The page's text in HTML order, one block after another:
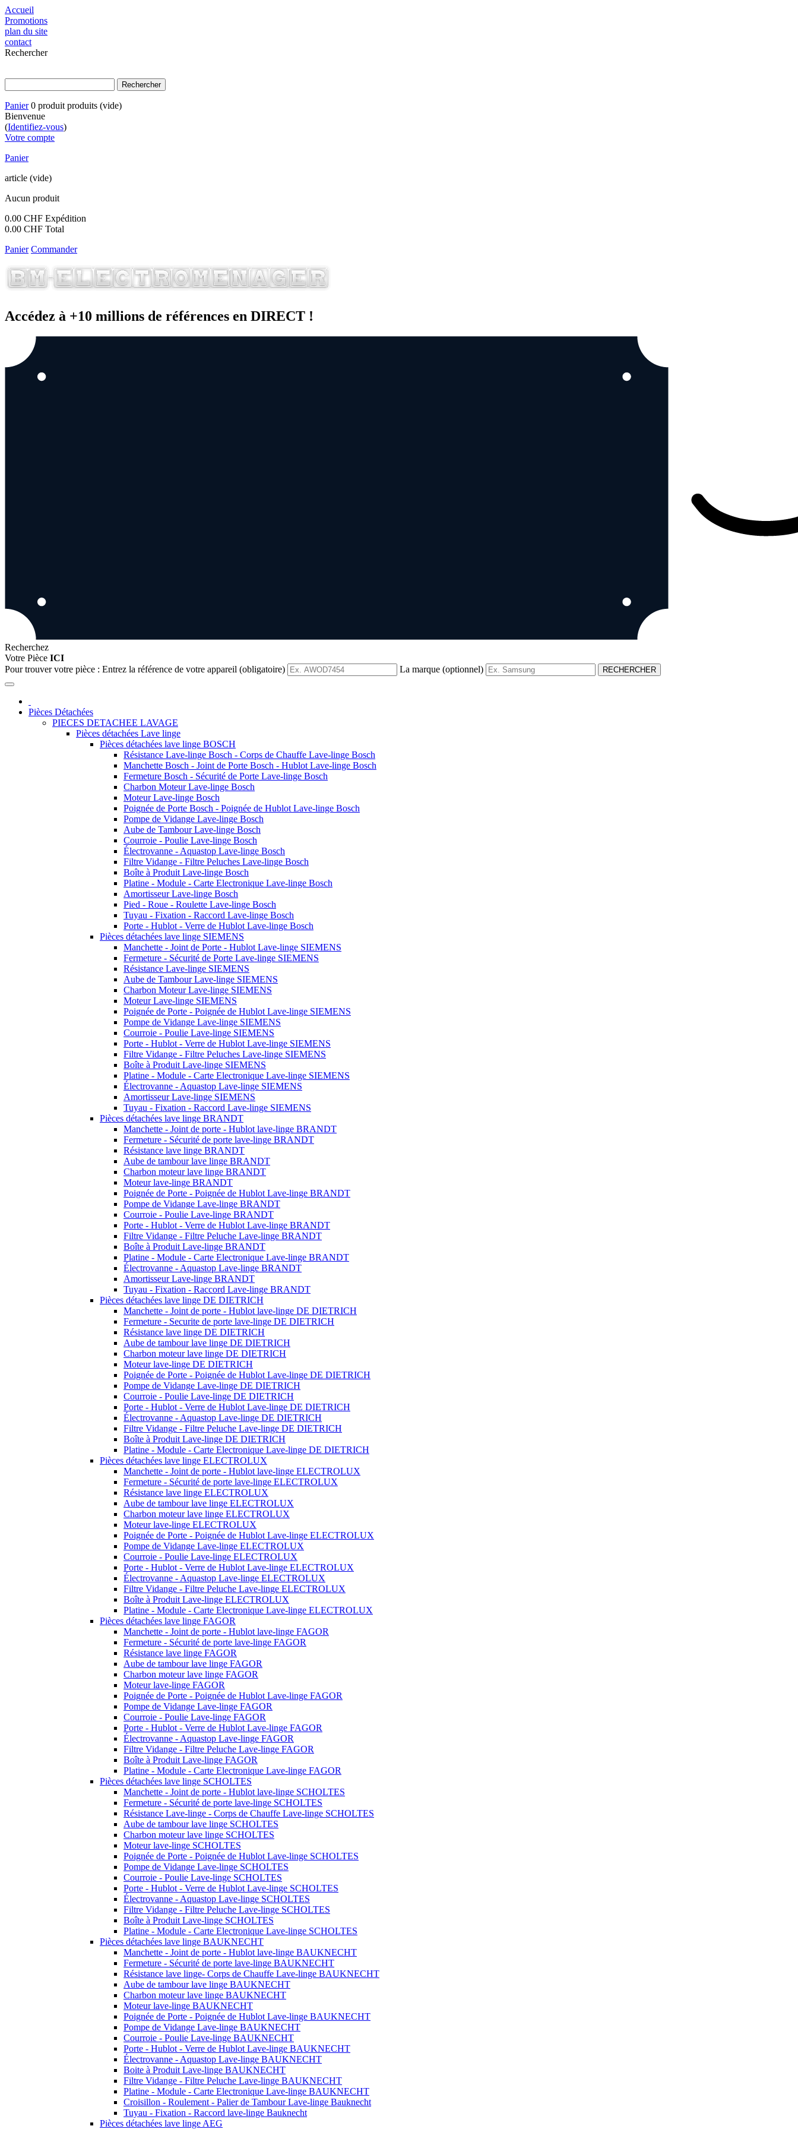
Accueil
Promotions
plan du site
contact
Rechercher
Panier 0 produit produits (vide)
Bienvenue
(Identifiez-vous)
Votre compte
Panier
article (vide)
Aucun produit
0.00 CHF Expédition
0.00 CHF Total
Panier Commander
Accédez à +10 millions de références en DIRECT !
Recherchez
Votre Pièce ICI
Pour trouver votre pièce : Entrez la référence de votre appareil (obligatoire) La marque (optionnel) RECHERCHER
Pièces Détachées
PIECES DETACHEE LAVAGE
Pièces détachées Lave linge
Pièces détachées lave linge BOSCH
Résistance Lave-linge Bosch - Corps de Chauffe Lave-linge Bosch
Manchette Bosch - Joint de Porte Bosch - Hublot Lave-linge Bosch
Fermeture Bosch - Sécurité de Porte Lave-linge Bosch
Charbon Moteur Lave-linge Bosch
Moteur Lave-linge Bosch
Poignée de Porte Bosch - Poignée de Hublot Lave-linge Bosch
Pompe de Vidange Lave-linge Bosch
Aube de Tambour Lave-linge Bosch
Courroie - Poulie Lave-linge Bosch
Électrovanne - Aquastop Lave-linge Bosch
Filtre Vidange - Filtre Peluches Lave-linge Bosch
Boîte à Produit Lave-linge Bosch
Platine - Module - Carte Electronique Lave-linge Bosch
Amortisseur Lave-linge Bosch
Pied - Roue - Roulette Lave-linge Bosch
Tuyau - Fixation - Raccord Lave-linge Bosch
Porte - Hublot - Verre de Hublot Lave-linge Bosch
Pièces détachées lave linge SIEMENS
Manchette - Joint de Porte - Hublot Lave-linge SIEMENS
Fermeture - Sécurité de Porte Lave-linge SIEMENS
Résistance Lave-linge SIEMENS
Aube de Tambour Lave-linge SIEMENS
Charbon Moteur Lave-linge SIEMENS
Moteur Lave-linge SIEMENS
Poignée de Porte - Poignée de Hublot Lave-linge SIEMENS
Pompe de Vidange Lave-linge SIEMENS
Courroie - Poulie Lave-linge SIEMENS
Porte - Hublot - Verre de Hublot Lave-linge SIEMENS
Filtre Vidange - Filtre Peluches Lave-linge SIEMENS
Boîte à Produit Lave-linge SIEMENS
Platine - Module - Carte Electronique Lave-linge SIEMENS
Électrovanne - Aquastop Lave-linge SIEMENS
Amortisseur Lave-linge SIEMENS
Tuyau - Fixation - Raccord Lave-linge SIEMENS
Pièces détachées lave linge BRANDT
Manchette - Joint de porte - Hublot lave-linge BRANDT
Fermeture - Sécurité de porte lave-linge BRANDT
Résistance lave linge BRANDT
Aube de tambour lave linge BRANDT
Charbon moteur lave linge BRANDT
Moteur lave-linge BRANDT
Poignée de Porte - Poignée de Hublot Lave-linge BRANDT
Pompe de Vidange Lave-linge BRANDT
Courroie - Poulie Lave-linge BRANDT
Porte - Hublot - Verre de Hublot Lave-linge BRANDT
Filtre Vidange - Filtre Peluche Lave-linge BRANDT
Boîte à Produit Lave-linge BRANDT
Platine - Module - Carte Electronique Lave-linge BRANDT
Électrovanne - Aquastop Lave-linge BRANDT
Amortisseur Lave-linge BRANDT
Tuyau - Fixation - Raccord Lave-linge BRANDT
Pièces détachées lave linge DE DIETRICH
Manchette - Joint de porte - Hublot lave-linge DE DIETRICH
Fermeture - Securite de porte lave-linge DE DIETRICH
Résistance lave linge DE DIETRICH
Aube de tambour lave linge DE DIETRICH
Charbon moteur lave linge DE DIETRICH
Moteur lave-linge DE DIETRICH
Poignée de Porte - Poignée de Hublot Lave-linge DE DIETRICH
Pompe de Vidange Lave-linge DE DIETRICH
Courroie - Poulie Lave-linge DE DIETRICH
Porte - Hublot - Verre de Hublot Lave-linge DE DIETRICH
Électrovanne - Aquastop Lave-linge DE DIETRICH
Filtre Vidange - Filtre Peluche Lave-linge DE DIETRICH
Boîte à Produit Lave-linge DE DIETRICH
Platine - Module - Carte Electronique Lave-linge DE DIETRICH
Pièces détachées lave linge ELECTROLUX
Manchette - Joint de porte - Hublot lave-linge ELECTROLUX
Fermeture - Sécurité de porte lave-linge ELECTROLUX
Résistance lave linge ELECTROLUX
Aube de tambour lave linge ELECTROLUX
Charbon moteur lave linge ELECTROLUX
Moteur lave-linge ELECTROLUX
Poignée de Porte - Poignée de Hublot Lave-linge ELECTROLUX
Pompe de Vidange Lave-linge ELECTROLUX
Courroie - Poulie Lave-linge ELECTROLUX
Porte - Hublot - Verre de Hublot Lave-linge ELECTROLUX
Électrovanne - Aquastop Lave-linge ELECTROLUX
Filtre Vidange - Filtre Peluche Lave-linge ELECTROLUX
Boîte à Produit Lave-linge ELECTROLUX
Platine - Module - Carte Electronique Lave-linge ELECTROLUX
Pièces détachées lave linge FAGOR
Manchette - Joint de porte - Hublot lave-linge FAGOR
Fermeture - Sécurité de porte lave-linge FAGOR
Résistance lave linge FAGOR
Aube de tambour lave linge FAGOR
Charbon moteur lave linge FAGOR
Moteur lave-linge FAGOR
Poignée de Porte - Poignée de Hublot Lave-linge FAGOR
Pompe de Vidange Lave-linge FAGOR
Courroie - Poulie Lave-linge FAGOR
Porte - Hublot - Verre de Hublot Lave-linge FAGOR
Électrovanne - Aquastop Lave-linge FAGOR
Filtre Vidange - Filtre Peluche Lave-linge FAGOR
Boîte à Produit Lave-linge FAGOR
Platine - Module - Carte Electronique Lave-linge FAGOR
Pièces détachées lave linge SCHOLTES
Manchette - Joint de porte - Hublot lave-linge SCHOLTES
Fermeture - Sécurité de porte lave-linge SCHOLTES
Résistance Lave-linge - Corps de Chauffe Lave-linge SCHOLTES
Aube de tambour lave linge SCHOLTES
Charbon moteur lave linge SCHOLTES
Moteur lave-linge SCHOLTES
Poignée de Porte - Poignée de Hublot Lave-linge SCHOLTES
Pompe de Vidange Lave-linge SCHOLTES
Courroie - Poulie Lave-linge SCHOLTES
Porte - Hublot - Verre de Hublot Lave-linge SCHOLTES
Électrovanne - Aquastop Lave-linge SCHOLTES
Filtre Vidange - Filtre Peluche Lave-linge SCHOLTES
Boîte à Produit Lave-linge SCHOLTES
Platine - Module - Carte Electronique Lave-linge SCHOLTES
Pièces détachées lave linge BAUKNECHT
Manchette - Joint de porte - Hublot lave-linge BAUKNECHT
Fermeture - Sécurité de porte lave-linge BAUKNECHT
Résistance lave linge- Corps de Chauffe Lave-linge BAUKNECHT
Aube de tambour lave linge BAUKNECHT
Charbon moteur lave linge BAUKNECHT
Moteur lave-linge BAUKNECHT
Poignée de Porte - Poignée de Hublot Lave-linge BAUKNECHT
Pompe de Vidange Lave-linge BAUKNECHT
Courroie - Poulie Lave-linge BAUKNECHT
Porte - Hublot - Verre de Hublot Lave-linge BAUKNECHT
Électrovanne - Aquastop Lave-linge BAUKNECHT
Boite à Produit Lave-linge BAUKNECHT
Filtre Vidange - Filtre Peluche Lave-linge BAUKNECHT
Platine - Module - Carte Electronique Lave-linge BAUKNECHT
Croisillon - Roulement - Palier de Tambour Lave-linge Bauknecht
Tuyau - Fixation - Raccord lave-linge Bauknecht
Pièces détachées lave linge AEG